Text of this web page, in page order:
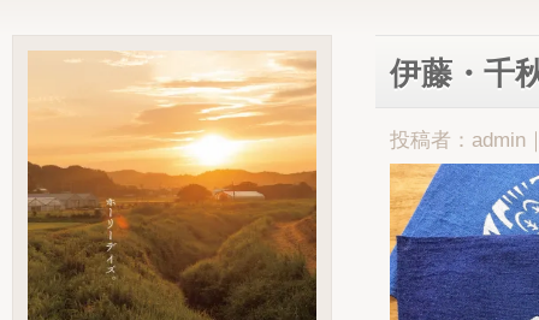
伊藤・千
投稿者：admin